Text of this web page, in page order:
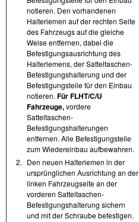
notieren. Den vorhandenen
Halteriemen auf der rechten Seite
des Fahrzeugs auf die gleiche
Weise entfernen, dabei die
Befestigungsausrichtung des
Halteriemens, der Satteltaschen-
Befestigungshalterung und der
Befestigungsteile für den Einbau
notieren. Für FLHT/C/U
Fahrzeuge,vordere
Satteltaschen-
Befestigungshalterungen
entfernen. Alle Befestigungsteile
zum Wiedereinbau aufbewahren.
2. Den neuen Halteriemen in der
ursprünglichen Ausrichtung an der
linken Fahrzeugseite an der
vorderen Satteltaschen-
Befestigungshalterung sichern
und mit der Schraube befestigen.